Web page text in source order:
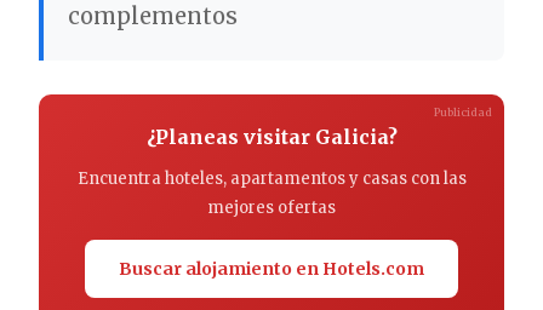
complementos
¿Planeas visitar Galicia?
Encuentra hoteles, apartamentos y casas con las
mejores ofertas
Buscar alojamiento en Hotels.com
Publicidad